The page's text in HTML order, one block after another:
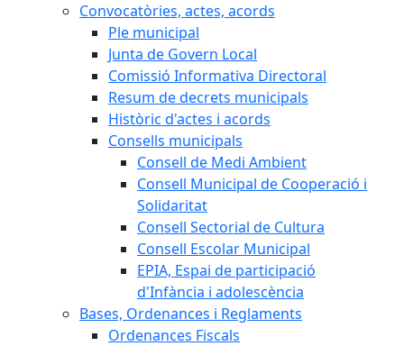
Convocatòries, actes, acords
Ple municipal
Junta de Govern Local
Comissió Informativa Directoral
Resum de decrets municipals
Històric d'actes i acords
Consells municipals
Consell de Medi Ambient
Consell Municipal de Cooperació i
Solidaritat
Consell Sectorial de Cultura
Consell Escolar Municipal
EPIA, Espai de participació
d'Infància i adolescència
Bases, Ordenances i Reglaments
Ordenances Fiscals